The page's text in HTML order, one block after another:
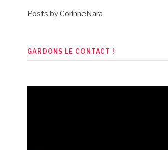
Posts by CorinneNara
GARDONS LE CONTACT !